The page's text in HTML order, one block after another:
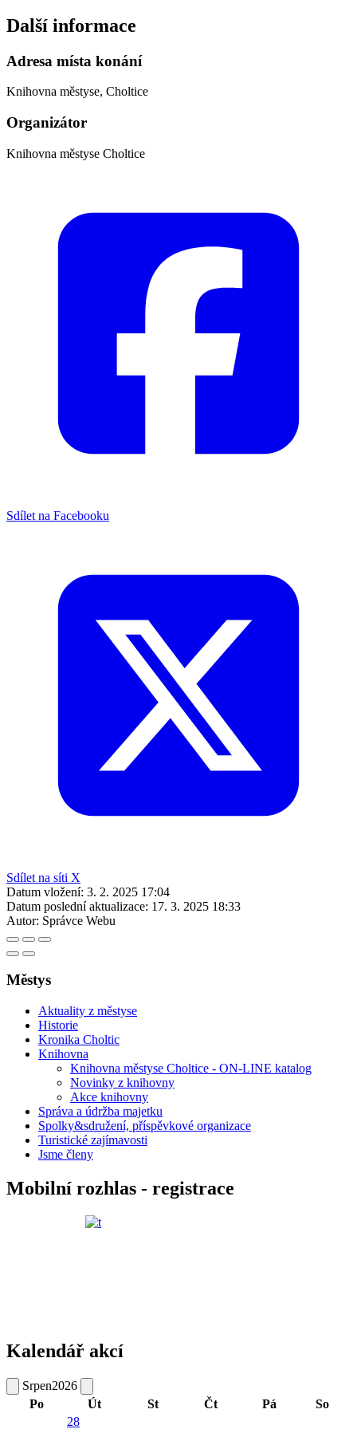
Další informace
Adresa místa konání
Knihovna městyse, Choltice
Organizátor
Knihovna městyse Choltice
Sdílet na Facebooku
Sdílet na síti X
Datum vložení: 3. 2. 2025 17:04
Datum poslední aktualizace: 17. 3. 2025 18:33
Autor: Správce Webu
Městys
Aktuality z městyse
Historie
Kronika Choltic
Knihovna
Knihovna městyse Choltice - ON-LINE katalog
Novinky z knihovny
Akce knihovny
Správa a údržba majetku
Spolky&sdružení, příspěvkové organizace
Turistické zajímavosti
Jsme členy
Mobilní rozhlas - registrace
Kalendář akcí
Srpen2026
Po
Út St Čt Pá So
28